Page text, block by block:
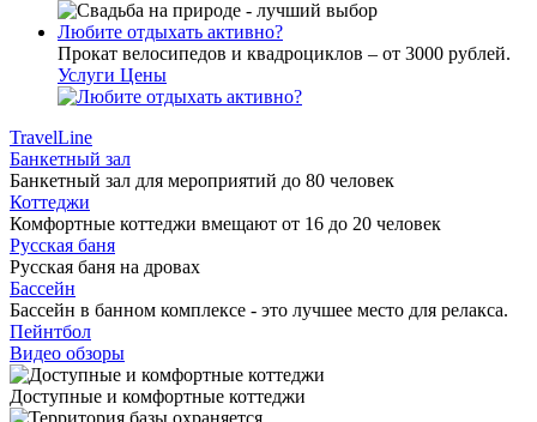
Любите отдыхать активно?
Прокат велосипедов и квадроциклов – от 3000 рублей.
Услуги Цены
TravelLine
Банкетный зал
Банкетный зал для мероприятий до 80 человек
Коттеджи
Комфортные коттеджи вмещают от 16 до 20 человек
Русская баня
Русская баня на дровах
Бассейн
Бассейн в банном комплексе - это лучшее место для релакса.
Пейнтбол
Видео обзоры
Доступные и комфортные коттеджи